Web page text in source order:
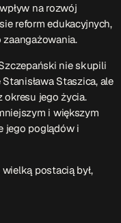
na rozwój
reform edukacyjnych,
nie skupili
Staszica, ale
jego życia.
i większym
jego poglądów i
postacią był,